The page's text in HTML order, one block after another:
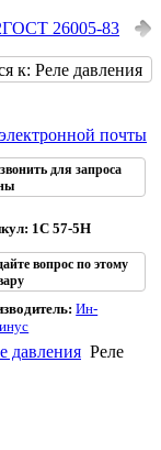
26005-83
к: Реле давления
для запроса
1С 57-5Н
вопрос по этому
Ин-
давления Реле